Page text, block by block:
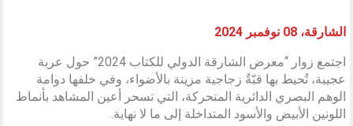
الشارقة، 08 نوفمبر 2024
اجتمع زوار “معرض الشارقة الدولي للكتاب 2024” حول عربة
عجيبة، تُحيط بها قبّةٌ زجاجية مزينة بالأضواء، وفي خلفها دوامة
الوهم البصري الدائرية المتحركة، التي تسحر أعين المشاهد بأنماط
اللونين الأبيض والأسود المتداخلة إلى ما لا نهاية.